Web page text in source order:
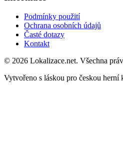
Podmínky použití
Ochrana osobních údajů
Časté dotazy
Kontakt
© 2026 Lokalizace.net. Všechna
Vytvořeno s láskou pro českou herní